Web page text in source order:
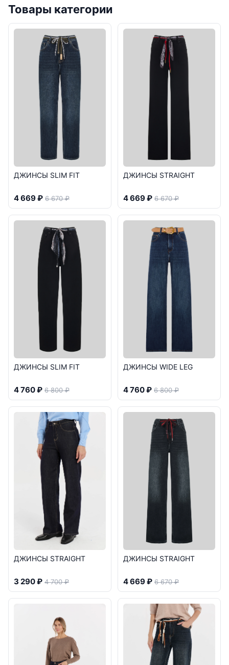
Товары категории
ДЖИНСЫ SLIM FIT
4 669 ₽ 6 670 ₽
ДЖИНСЫ STRAIGHT
4 669 ₽ 6 670 ₽
ДЖИНСЫ SLIM FIT
4 760 ₽ 6 800 ₽
ДЖИНСЫ WIDE LEG
4 760 ₽ 6 800 ₽
ДЖИНСЫ STRAIGHT
3 290 ₽ 4 700 ₽
ДЖИНСЫ STRAIGHT
4 669 ₽ 6 670 ₽